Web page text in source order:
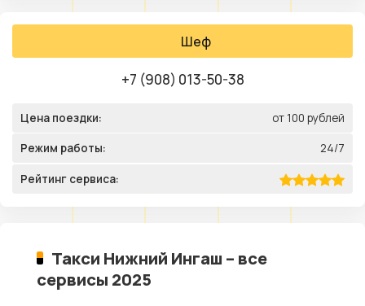
Шеф
+7 (908) 013-50-38
Цена поездки: от 100 рублей
Режим работы: 24/7
Рейтинг сервиса:
Такси Нижний Ингаш – все
сервисы 2025